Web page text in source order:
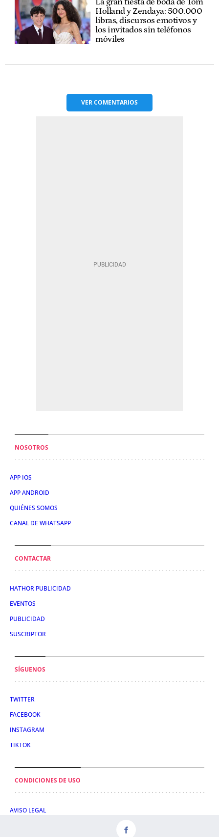
La gran fiesta de boda de Tom
Holland y Zendaya: 500.000
libras, discursos emotivos y
los invitados sin teléfonos
móviles
VERCOMENTARIOS
NOSOTROS
APP IOS
APP ANDROID
QUIÉNES SOMOS
CANAL DE WHATSAPP
CONTACTAR
HATHOR PUBLICIDAD
EVENTOS
PUBLICIDAD
SUSCRIPTOR
SÍGUENOS
TWITTER
FACEBOOK
INSTAGRAM
TIKTOK
CONDICIONES DE USO
AVISO LEGAL